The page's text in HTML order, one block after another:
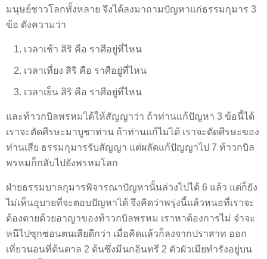
มนุษย์ชาวโลกทั้งหลาย จึงได้ลงมาถามปัญหาแก่ธรรมกุมาร 3
ข้อ ดังความว่า
เวลาเช้า สิริ คือ ราศีอยู่ที่ไหน
เวลาเที่ยง สิริ คือ ราศีอยู่ที่ไหน
เวลาเย็น สิริ คือ ราศีอยู่ที่ไหน
และท้าวกบิลพรหมได้ให้สัญญาว่า ถ้าท่านแก้ปัญหา 3 ข้อนี้ได้
เราจะตัดศีรษะมาบูชาท่าน ถ้าท่านแก้ไม่ได้ เราจะตัดศีรษะของ
ท่านเสีย ธรรมกุมารรับสัญญา แต่ผลัดแก้ปัญญาไป 7 ท้าวกบิล
พรหมก็กลับไปยังพรหมโลก
ฝ่ายธรรมบาลกุมารพิจารณาปัญหานั้นล่วงไปได้ 6 แล้ว แต่ก็ยัง
ไม่เห็นอุบายที่จะตอบปัญหาได้ จึงคิดว่าพรุ่งนี้แล้วหนอที่เราจะ
ต้องตายด้วยอาญาของท้าวกบิลพรหม เราหาต้องการไม่ จำจะ
หนีไปซุกซ่อนตนเสียดีกว่า เมื่อคิดแล้วก็ลงจากปราสาท ออก
เที่ยวนอนที่ต้นตาล 2 ต้นซึ่งมีนกอินทรี 2 ตัวผัวเมียทำรังอยู่บน